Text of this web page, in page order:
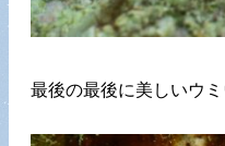
最後の最後に美しいウミ